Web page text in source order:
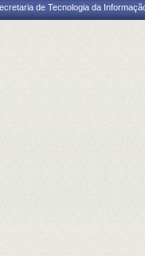
de Tecnologia da